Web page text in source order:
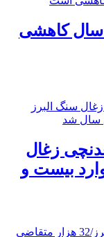
سال کاهشی
شدن ۲۰ معدنچی زغال
بیست و